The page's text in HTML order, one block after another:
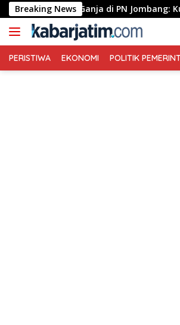
Langsung
ke
konten
Breaking News
Ganja di PN Jombang: Kuasa
PERISTIWA EKONOMI POLITIK